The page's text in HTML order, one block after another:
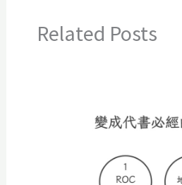
Related Posts